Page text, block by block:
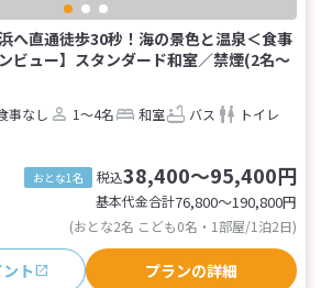
へ直通徒歩30秒！海の景色と温泉＜食事
ビュー】スタンダード和室／禁煙(2名～
事なし 1～4名 和室 バス
トイレ
おとな1名 税込38,400～95,400円
基本代金合計76,800〜190,800円
(おとな2名 こども0名・1部屋/1泊2日)
ト プランの詳細